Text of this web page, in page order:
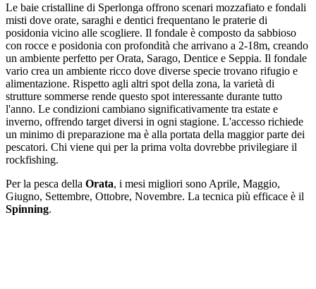
Le baie cristalline di Sperlonga offrono scenari mozzafiato e fondali
misti dove orate, saraghi e dentici frequentano le praterie di
posidonia vicino alle scogliere. Il fondale è composto da sabbioso
con rocce e posidonia con profondità che arrivano a 2-18m, creando
un ambiente perfetto per Orata, Sarago, Dentice e Seppia. Il fondale
vario crea un ambiente ricco dove diverse specie trovano rifugio e
alimentazione. Rispetto agli altri spot della zona, la varietà di
strutture sommerse rende questo spot interessante durante tutto
l'anno. Le condizioni cambiano significativamente tra estate e
inverno, offrendo target diversi in ogni stagione. L'accesso richiede
un minimo di preparazione ma è alla portata della maggior parte dei
pescatori. Chi viene qui per la prima volta dovrebbe privilegiare il
rockfishing.
Per la pesca della Orata, i mesi migliori sono Aprile, Maggio,
Giugno, Settembre, Ottobre, Novembre. La tecnica più efficace è il
Spinning.